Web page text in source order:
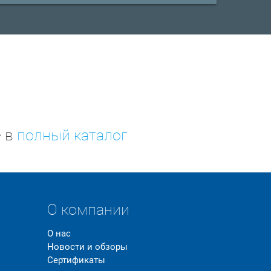
в полный каталог
О компании
О нас
Новости и обзоры
Сертификаты